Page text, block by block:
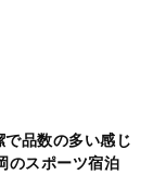
で品数の多い感じ
のスポーツ宿泊